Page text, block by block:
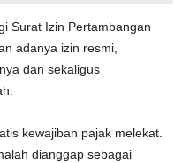
Surat Izin Pertambangan
adanya izin resmi,
dan sekaligus
kewajiban pajak melekat.
dianggap sebagai